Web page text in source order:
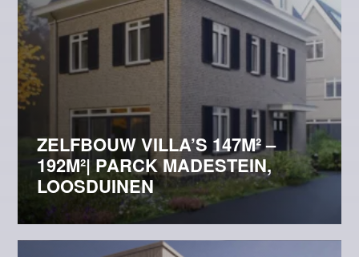
ZELFBOUW VILLA’S 147M² –
192M²| PARCK MADESTEIN,
LOOSDUINEN